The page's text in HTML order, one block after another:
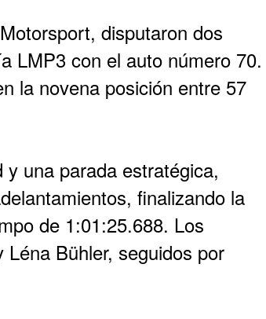
disputaron dos
LMP3 con el auto número 70.
la novena posición entre 57
una parada estratégica,
finalizando la
de 1:01:25.688. Los
Bühler, seguidos por